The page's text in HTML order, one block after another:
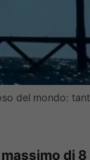
del mondo:
di